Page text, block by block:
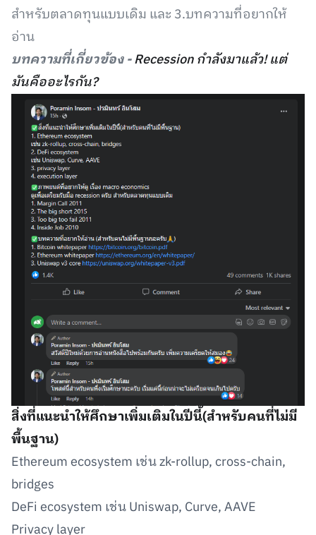
สำหรับตลาดทุนแบบเดิม และ 3.บทความที่อยากให้
อ่าน
บทความที่เกี่ยวข้อง -Recession กำลังมาแล้ว! แต่
มันคืออะไรกัน?
สิ่งที่แนะนำให้ศึกษาเพิ่มเติมในปีนี้(สำหรับคนที่ไม่มี
พื้นฐาน)
Ethereum ecosystem เช่น zk-rollup, cross-chain,
bridges
DeFi ecosystem เช่น Uniswap, Curve, AAVE
Privacy layer